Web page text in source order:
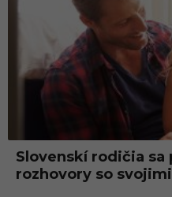
Slovenskí rodičia
rozhovory so